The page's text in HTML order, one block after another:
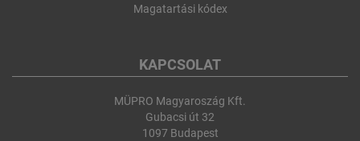
Magatartási kódex
KAPCSOLAT
MÜPRO Magyaroszág Kft.
Gubacsi út 32
1097 Budapest